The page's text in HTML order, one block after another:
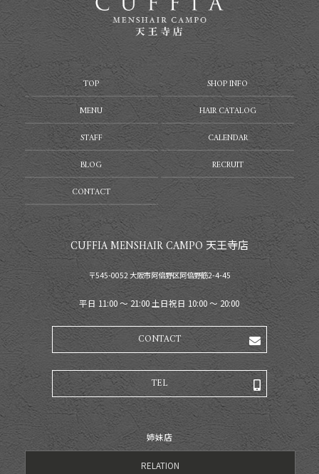
TOP
SHOP INFO
MENU
HAIR CATALOG
STAFF
CALENDAR
BLOG
RECRUIT
CONTACT
CUFFIA MENSHAIR CAMPO 天王寺店
〒545-0052 大阪市阿倍野区阿倍野筋2-4-45
平日 11:00 〜 21:00 土日祝日 10:00 〜 20:00
CONTACT
TEL
姉妹店
RELATION